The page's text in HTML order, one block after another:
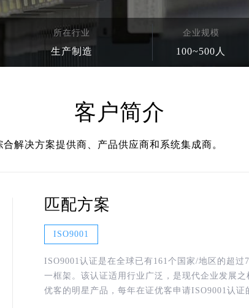
所在行业
生产制造
企业规模
100~500人
客户简介
解决方案提供商、产品供应商和系统集成商。
匹配方案
ISO9001
ISO9001认证是在全球已有161个国家/地区的超过
一框架。该认证适用行业广泛，是现代企业发展之
优客的明星产品，每年在证优客申请ISO9001认证